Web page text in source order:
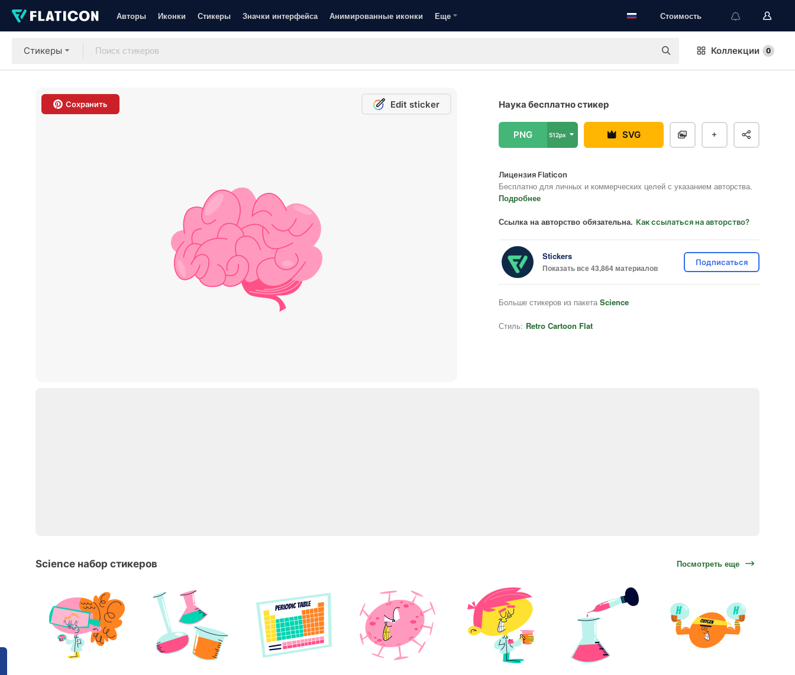
Авторы Иконки Стикеры Значки интерфейса Анимированные иконки Еще Стоимость
Стикеры Коллекции 0
Сохранить Edit sticker Наука бесплатно стикер
PNG 512px SVG
Лицензия Flaticon
Бесплатно для личных и коммерческих целей с указанием авторства.
Подробнее
Ссылка на авторство обязательна. Как ссылаться на авторство?
Stickers
Показать все 43,864 материалов
Подписаться
Больше стикеров из пакета Science
Стиль: Retro Cartoon Flat
Science набор стикеров Посмотреть еще